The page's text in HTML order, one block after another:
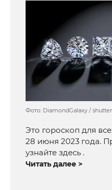
Фото: DiamondGalaxy /
Это гороскоп для
28 июня 2023 года.
узнайте здесь .
Читать далее >